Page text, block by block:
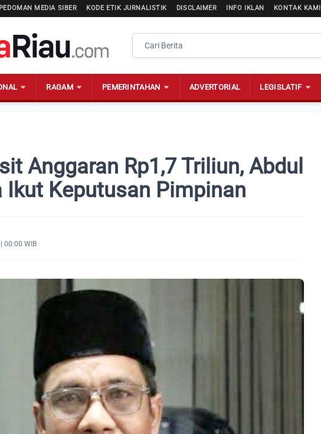
PEDOMAN MEDIA SIBER KODE ETIK JURNALISTIK DISCLAIMER INFO IKLAN KONTAK KAMI
RAGAM PEMERINTAHAN ADVERTORIAL LEGISLATIF
Anggaran Rp1,7 Triliun, Abdul
Ikut Keputusan Pimpinan
00:00 WIB